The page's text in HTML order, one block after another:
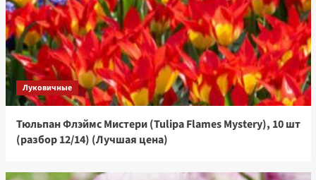
Луковичные
Тюльпан Флэймс Мистери (Tulipa Flames Mystery), 10 шт
(разбор 12/14) (Лучшая цена)